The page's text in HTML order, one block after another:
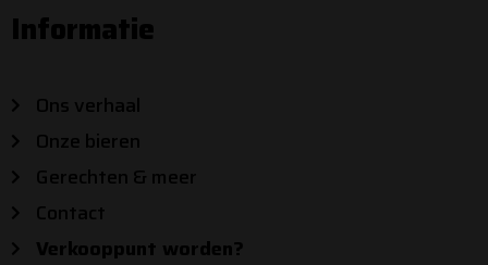
b
o
k
a
g
a
m
Informatie
Ons verhaal
Onze bieren
Gerechten & meer
Contact
Verkooppunt worden?